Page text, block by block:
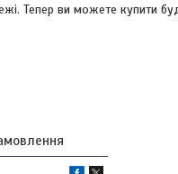
Тепер ви можете купити